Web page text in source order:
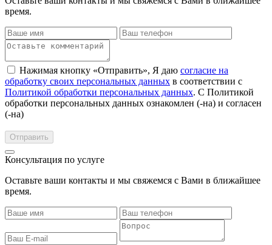
время.
Нажимая кнопку «Отправить», Я даю согласие на
обработку своих персональных данных в соответствии с
Политикой обработки персональных данных. С Политикой
обработки персональных данных ознакомлен (-на) и согласен
(-на)
Консультация по услуге
Оставьте ваши контакты и мы свяжемся с Вами в ближайшее
время.